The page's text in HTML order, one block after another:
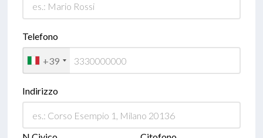
Telefono
+39
Indirizzo